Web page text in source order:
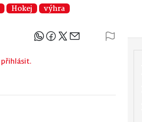
Hokej výhra
Sdílejte článek
přihlásit.